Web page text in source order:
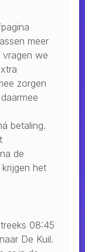
meer
vragen we
zorgen
betaling.
de
het
08:45
De Kuil.